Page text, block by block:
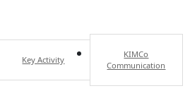
Key Activity
KIMCo
Communication